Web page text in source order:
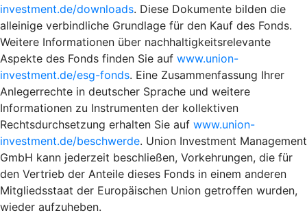
investment.de/downloads. Diese Dokumente bilden die
alleinige verbindliche Grundlage für den Kauf des Fonds.
Weitere Informationen über nachhaltigkeitsrelevante
Aspekte des Fonds finden Sie auf www.union-
investment.de/esg-fonds. Eine Zusammenfassung Ihrer
Anlegerrechte in deutscher Sprache und weitere
Informationen zu Instrumenten der kollektiven
Rechtsdurchsetzung erhalten Sie auf www.union-
investment.de/beschwerde. Union Investment Management
GmbH kann jederzeit beschließen, Vorkehrungen, die für
den Vertrieb der Anteile dieses Fonds in einem anderen
Mitgliedsstaat der Europäischen Union getroffen wurden,
wieder aufzuheben.